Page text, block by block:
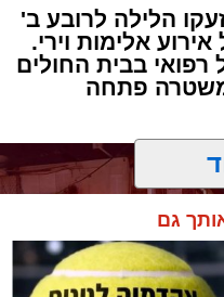
הלילה לרובע ב'
אלימות וירי.
רפואי בבית החולים
פתחה
אותך גם